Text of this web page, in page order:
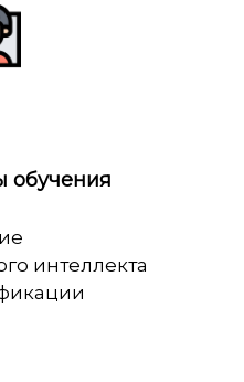
обучения
интеллекта